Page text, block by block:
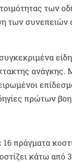
των
των συνεπειών
πρώτων
πράγματα
κάτω από